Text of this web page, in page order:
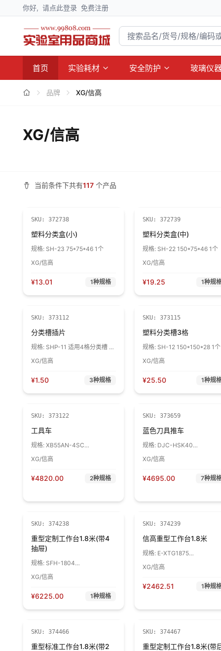
你好, 请点此登录 免费注册
首页 实验耗材 安全防护 玻璃仪
品牌 XG/信高
XG/信高
当前条件下共有117 个产品
SKU: 372738
塑料分类盒(小)
规格: SH-23 75*75*46 1个
XG/信高
¥13.01 1种规格
SKU: 372739
塑料分类盒(中)
规格: SH-22 150*75*46 1个
XG/信高
¥19.25 1种规
SKU: 373112
分类槽插片
规格: SHP-11 适用4格分类槽 1
XG/信高
¥1.50 3种规格
SKU: 373115
塑料分类槽3格
规格: SH-12 150*150*28 1个
XG/信高
¥25.50 1种规
SKU: 373122
工具车
规格: XB55AN-4SC
RAL5015/RAL7035 1辆
XG/信高
¥4820.00 2种规格
SKU: 373659
蓝色刀具推车
规格: DJC-HSK40
XG/信高
¥4695.00 7种规
SKU: 374238
重型定制工作台1.8米(带4
抽屉)
规格: SFH-1804
面/RAL6011 1台
XG/信高
¥6225.00 1种规格
SKU: 374239
信高重型工作台1.8米
规格: E-XTG1875
面/RAL7035 1台
XG/信高
¥2462.51 1种规
SKU: 374466
重型标准工作台1.8米(带2
SKU: 374467
重型定制工作台1.8米(带